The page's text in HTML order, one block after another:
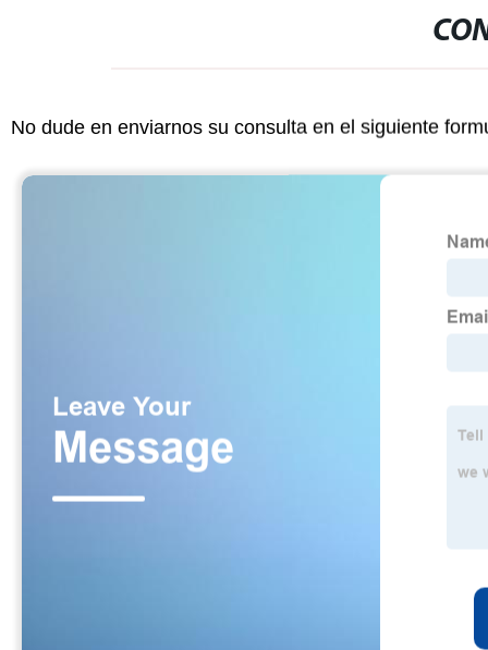
No dude en enviarnos su consulta en el siguiente